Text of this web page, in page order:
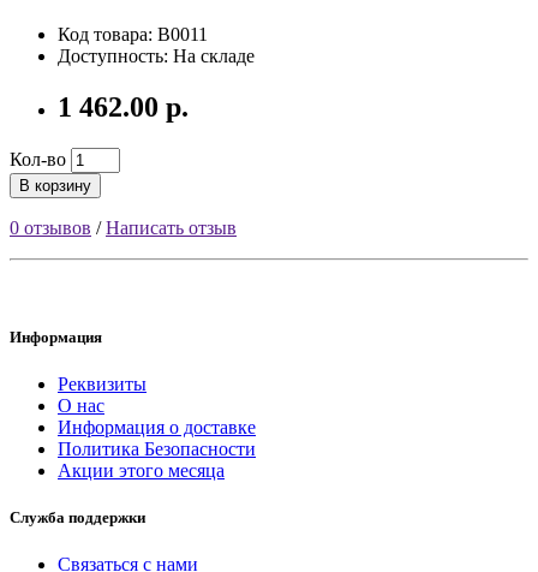
Код товара: B0011
Доступность: На складе
1 462.00 р.
Кол-во
В корзину
0 отзывов /Написать отзыв
Информация
Реквизиты
О нас
Информация о доставке
Политика Безопасности
Акции этого месяца
Служба поддержки
Связаться с нами